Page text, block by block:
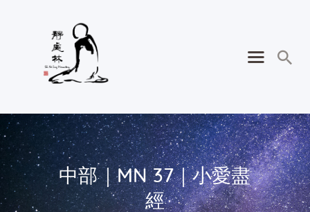
中部｜MN 37｜小愛盡
經